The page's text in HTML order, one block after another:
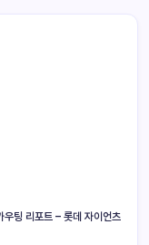
팅 리포트 – 롯데 자이언츠